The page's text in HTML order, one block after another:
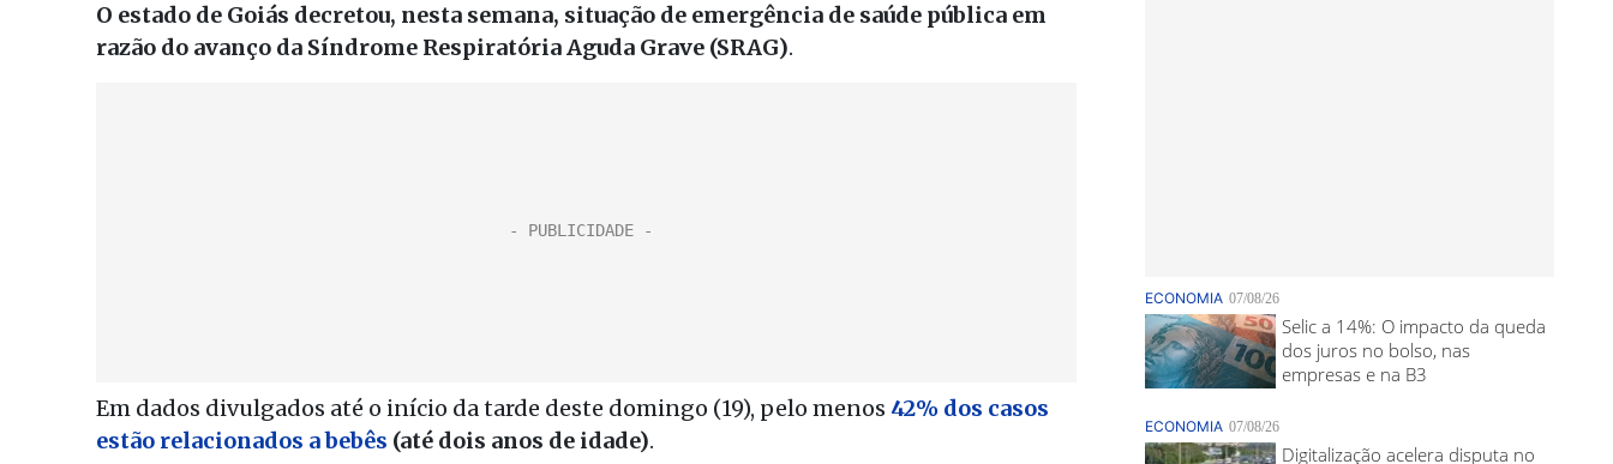
O estado de Goiás decretou, nesta semana, situação de emergência de saúde pública em
razão do avanço da Síndrome Respiratória Aguda Grave (SRAG).
Em dados divulgados até o início da tarde deste domingo (19), pelo menos 42% dos casos
estão relacionados a bebês (até dois anos de idade).